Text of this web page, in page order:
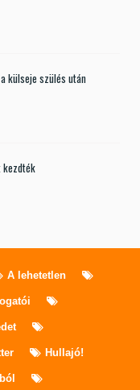
külseje szülés után
kezdték
A lehetetlen
Hullajó!